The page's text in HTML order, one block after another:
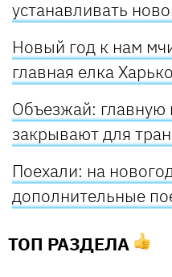
устанавливать
Новый год к нам
главная елка
Объезжай:
закрывают для
Поехали: на
дополнительные
ТОП РАЗДЕЛА